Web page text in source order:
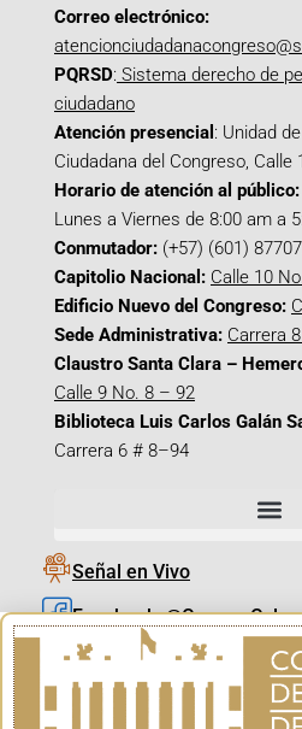
Correo electrónico:
PQRSD: Sistema derecho de
ciudadano
Atención presencial : Unidad
Ciudadana del Congreso,
Horario de atención al público:
Lunes a Viernes de 8:00 am a
Conmutador: (+57) (601)
Capitolio Nacional: Calle 10
Edificio Nuevo del Congreso:
Sede Administrativa: Carrera
Claustro Santa Clara –
Calle 9 No. 8 – 92
Biblioteca Luis Carlos Galán
Carrera 6 # 8–94
Señal en Vivo
X_@CamaraColombia